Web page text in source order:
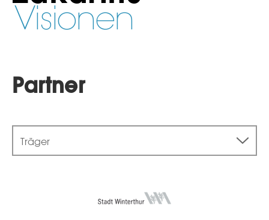
Visionen
Partner
Träger